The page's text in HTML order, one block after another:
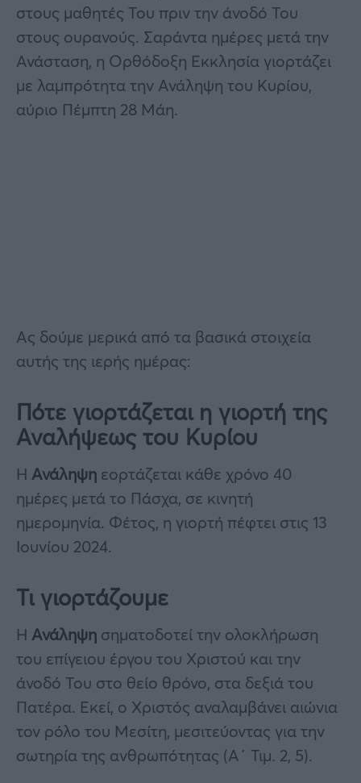
στους μαθητές Του πριν την άνοδό Του
στους ουρανούς. Σαράντα ημέρες μετά την
Ανάσταση, η Ορθόδοξη Εκκλησία γιορτάζει
με λαμπρότητα την Ανάληψη του Κυρίου,
αύριο Πέμπτη 28 Μάη.
Ας δούμε μερικά από τα βασικά στοιχεία
αυτής της ιερής ημέρας:
Πότε γιορτάζεται η γιορτή της
Αναλήψεως του Κυρίου
Η Ανάληψη εορτάζεται κάθε χρόνο 40
ημέρες μετά το Πάσχα, σε κινητή
ημερομηνία. Φέτος, η γιορτή πέφτει στις 13
Ιουνίου 2024.
Τι γιορτάζουμε
Η Ανάληψη σηματοδοτεί την ολοκλήρωση
του επίγειου έργου του Χριστού και την
άνοδό Του στο θείο θρόνο, στα δεξιά του
Πατέρα. Εκεί, ο Χριστός αναλαμβάνει αιώνια
τον ρόλο του Μεσίτη, μεσιτεύοντας για την
σωτηρία της ανθρωπότητας (Α΄ Τιμ. 2, 5).